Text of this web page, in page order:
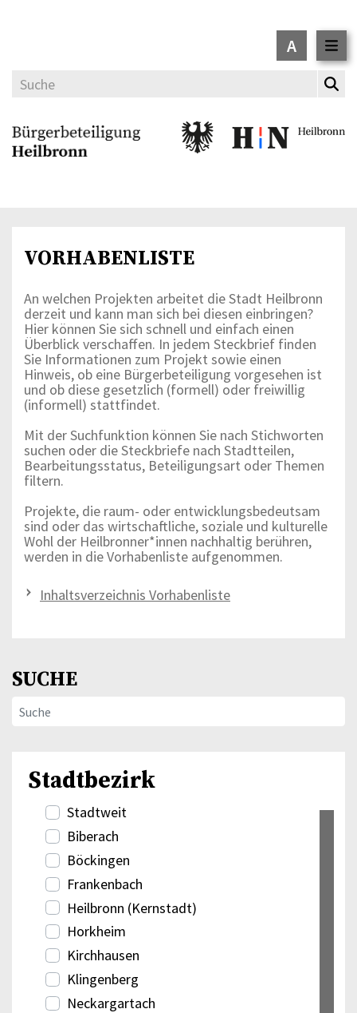
A
VORHABENLISTE
An welchen Projekten arbeitet die Stadt Heilbronn
derzeit und kann man sich bei diesen einbringen?
Hier können Sie sich schnell und einfach einen
Überblick verschaffen. In jedem Steckbrief finden
Sie Informationen zum Projekt sowie einen
Hinweis, ob eine Bürgerbeteiligung vorgesehen ist
und ob diese gesetzlich (formell) oder freiwillig
(informell) stattfindet.
Mit der Suchfunktion können Sie nach Stichworten
suchen oder die Steckbriefe nach Stadtteilen,
Bearbeitungsstatus, Beteiligungsart oder Themen
filtern.
Projekte, die raum- oder entwicklungsbedeutsam
sind oder das wirtschaftliche, soziale und kulturelle
Wohl der Heilbronner*innen nachhaltig berühren,
werden in die Vorhabenliste aufgenommen.
Inhaltsverzeichnis Vorhabenliste
SUCHE
SUCHFELD
Stadtbezirk
Stadtweit
Biberach
Böckingen
Frankenbach
Heilbronn (Kernstadt)
Horkheim
Kirchhausen
Klingenberg
Neckargartach